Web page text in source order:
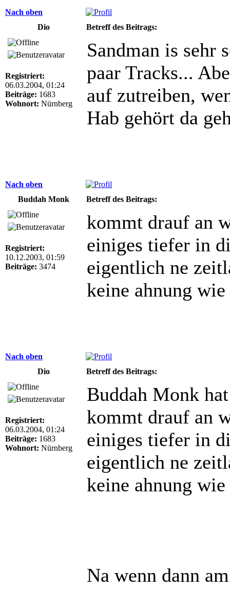
Nach oben
Dio
Betreff des Beitrags:
Registriert:
06.03.2004, 01:24
Beiträge: 1683
Wohnort: Nürnberg
Sandman is sehr
paar Tracks...
auf zutreiben,
Hab gehört da
Nach oben
Buddah Monk
Betreff des Beitrags:
Registriert:
10.12.2003, 01:59
Beiträge: 3474
kommt drauf an
einiges tiefer in
eigentlich ne
keine ahnung
Nach oben
Dio
Betreff des Beitrags:
Registriert:
06.03.2004, 01:24
Beiträge: 1683
Wohnort: Nürnberg
Buddah Monk
kommt drauf an
einiges tiefer in
eigentlich ne
keine ahnung
Na wenn dann